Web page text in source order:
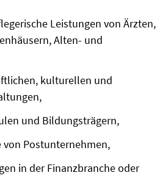
Leistungen von Ärzten,
Alten- und
kulturellen und
und Bildungsträgern,
Postunternehmen,
in der Finanzbranche oder